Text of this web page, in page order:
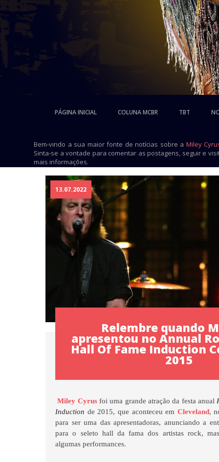
PÁGINA INICIAL COLUNA MCBR TBT
Bem-vindo a sua maior fonte de notícias sobre a Miley
Sinta-se a vontade para comentar as postagens, seguir e
mais informações.
13.07.2022
Relembre quando
apresentou no Annual
Hall Of Fame Induction
2015
Miley Cyrusfoi uma grande atração da festa anual
Induction de 2015, que aconteceu em Cleveland,
para ser uma das apresentadoras, anunciando a
para o seleto hall da fama dos artistas rock,
algumas performances.